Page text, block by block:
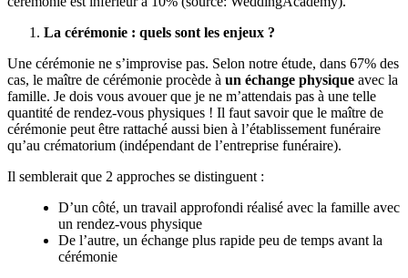
La cérémonie : quels sont les enjeux ?
Une cérémonie ne s’improvise pas. Selon notre étude, dans 67% des
cas, le maître de cérémonie procède à un échange physique avec la
famille. Je dois vous avouer que je ne m’attendais pas à une telle
quantité de rendez-vous physiques ! Il faut savoir que le maître de
cérémonie peut être rattaché aussi bien à l’établissement funéraire
qu’au crématorium (indépendant de l’entreprise funéraire).
Il semblerait que 2 approches se distinguent :
D’un côté, un travail approfondi réalisé avec la famille avec
un rendez-vous physique
De l’autre, un échange plus rapide peu de temps avant la
cérémonie